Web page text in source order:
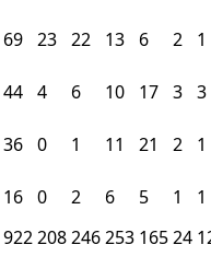
69 23 22 13 6 2 1
44 4 6 10 17 3 3
36 0 1 11 21 2 1
16 0 2 6 5 1
1
922208246253 16524